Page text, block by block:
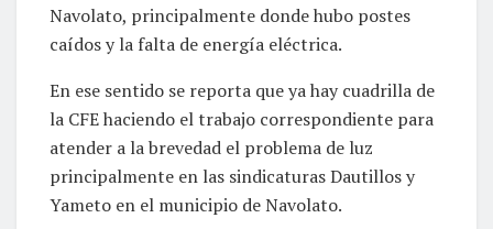
Navolato, principalmente donde hubo postes
caídos y la falta de energía eléctrica.
En ese sentido se reporta que ya hay cuadrilla de
la CFE haciendo el trabajo correspondiente para
atender a la brevedad el problema de luz
principalmente en las sindicaturas Dautillos y
Yameto en el municipio de Navolato.